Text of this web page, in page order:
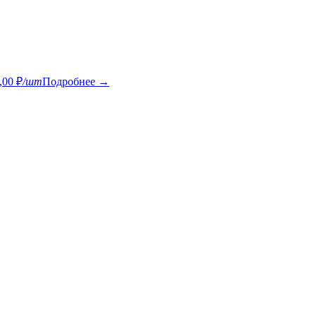
₽/штПодробнее →